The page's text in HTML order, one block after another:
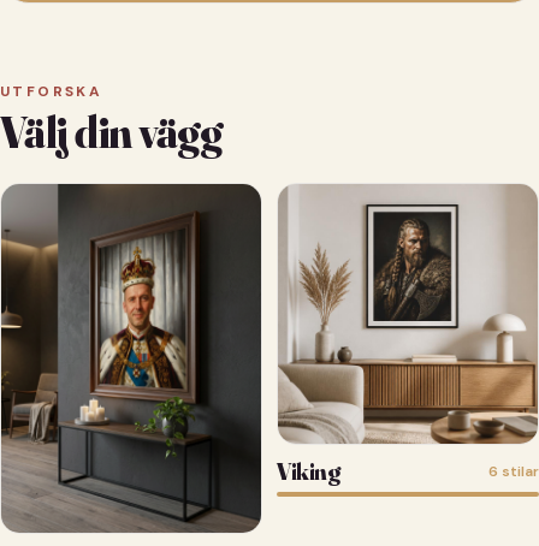
UTFORSKA
Välj din vägg
Viking 6 stilar